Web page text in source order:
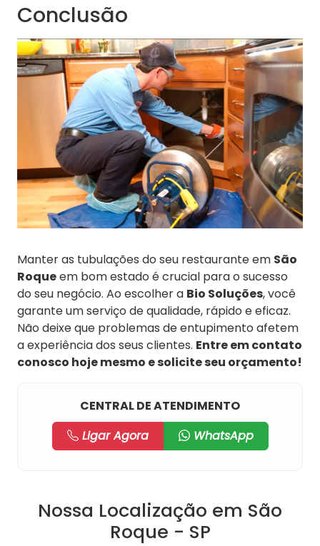
Conclusão
Manter as tubulações do seu restaurante em São
Roqueem bom estado é crucial para o sucesso
do seu negócio. Ao escolher a Bio Soluções, você
garante um serviço de qualidade, rápido e eficaz.
Não deixe que problemas de entupimento afetem
a experiência dos seus clientes. Entre em contato
conosco hoje mesmo e solicite seu orçamento!
CENTRAL DE ATENDIMENTO
Ligar Agora
WhatsApp
Nossa Localização em São
Roque - SP